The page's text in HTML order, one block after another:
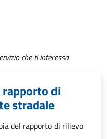
che ti interessa
rapporto di
stradale
del rapporto di rilievo